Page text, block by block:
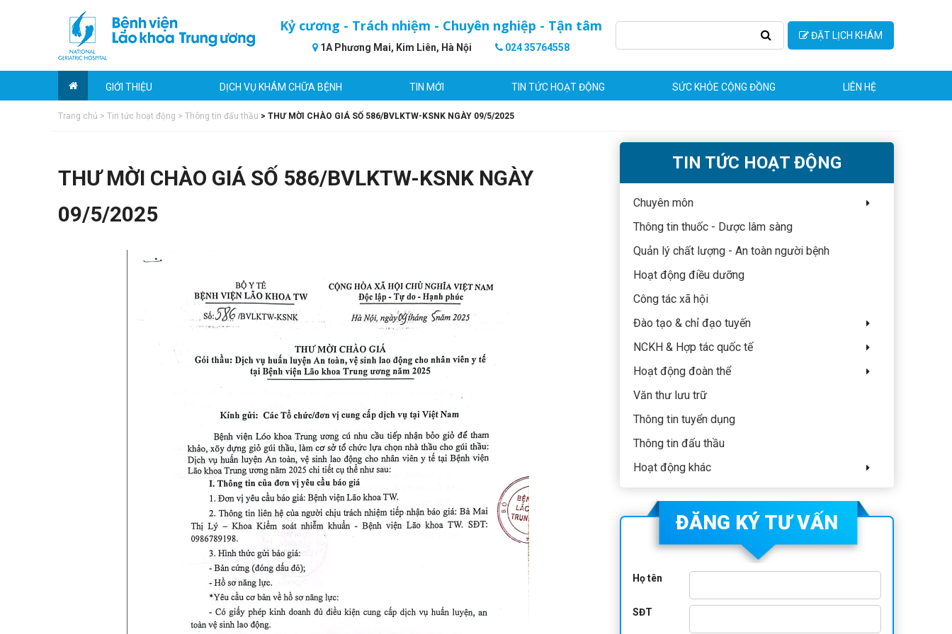
Kỷ cương - Trách nhiệm - Chuyên nghiệp - Tận tâm
1A Phương Mai, Kim Liên, Hà Nội 024 35764558
ĐẶT LỊCH KHÁM
GIỚI THIỆU DỊCH VỤ KHÁM CHỮA BỆNH TIN MỚI TIN TỨC HOẠT ĐỘNG SỨC KHỎE CỘNG ĐỒNG LIÊN HỆ
Trang chủ > Tin tức hoạt động > Thông tin đấu thầu > THƯ MỜI CHÀO GIÁ SỐ 586/BVLKTW-KSNK NGÀY 09/5/2025
THƯ MỜI CHÀO GIÁ SỐ 586/BVLKTW-KSNK NGÀY
09/5/2025
TIN TỨC HOẠT ĐỘNG
Chuyên môn
Thông tin thuốc - Dược lâm sàng
Quản lý chất lượng - An toàn người bệnh
Hoạt động điều dưỡng
Công tác xã hội
Đào tạo & chỉ đạo tuyến
NCKH & Hợp tác quốc tế
Hoạt động đoàn thể
Văn thư lưu trữ
Thông tin tuyển dụng
Thông tin đấu thầu
Hoạt động khác
ĐĂNG KÝ TƯ VẤN
Họ tên
SĐT